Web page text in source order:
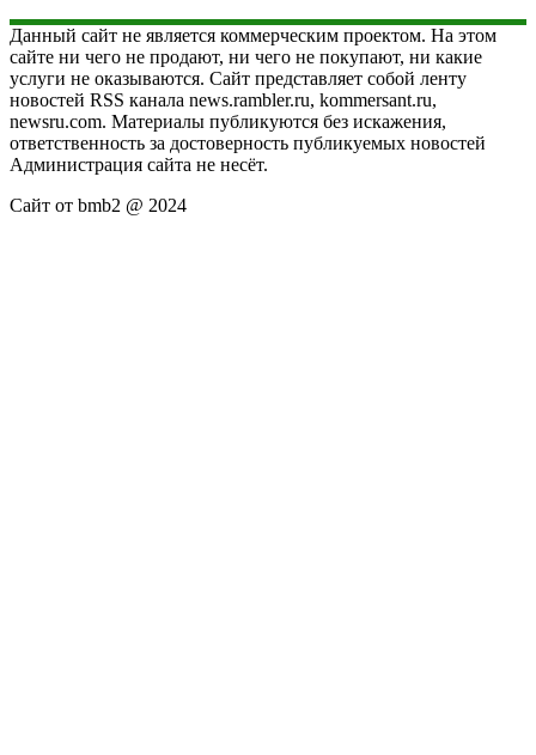
Данный сайт не является коммерческим проектом. На этом
сайте ни чего не продают, ни чего не покупают, ни какие
услуги не оказываются. Сайт представляет собой ленту
новостей RSS канала news.rambler.ru, kommersant.ru,
newsru.com. Материалы публикуются без искажения,
ответственность за достоверность публикуемых новостей
Администрация сайта не несёт.
Сайт от bmb2 @ 2024